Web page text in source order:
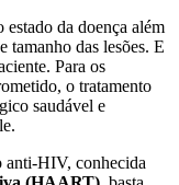
da doença além
tamanho das lesões. E
Para os
o tratamento
saudável e
anti-HIV, conhecida